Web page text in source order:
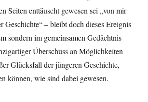
Seiten enttäuscht gewesen sei „von mir
Geschichte“ – bleibt doch dieses Ereignis
sondern im gemeinsamen Gedächtnis
Überschuss an Möglichkeiten
Glücksfall der jüngeren Geschichte,
können, wie sind dabei gewesen.